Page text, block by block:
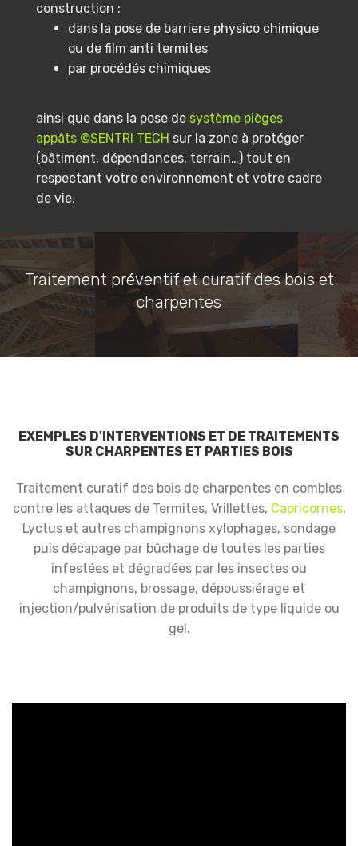
construction :
dans la pose de barriere physico chimique
ou de film anti termites
par procédés chimiques
ainsi que dans la pose de système pièges
appâts ©SENTRI TECH sur la zone à protéger
(bâtiment, dépendances, terrain…) tout en
respectant votre environnement et votre cadre
de vie.
Traitement préventif et curatif des bois et
charpentes
EXEMPLES D'INTERVENTIONS ET DE TRAITEMENTS
SUR CHARPENTES ET PARTIES BOIS
Traitement curatif des bois de charpentes en combles
contre les attaques de Termites, Vrillettes, Capricornes,
Lyctus et autres champignons xylophages, sondage
puis décapage par bûchage de toutes les parties
infestées et dégradées par les insectes ou
champignons, brossage, dépoussiérage et
injection/pulvérisation de produits de type liquide ou
gel.